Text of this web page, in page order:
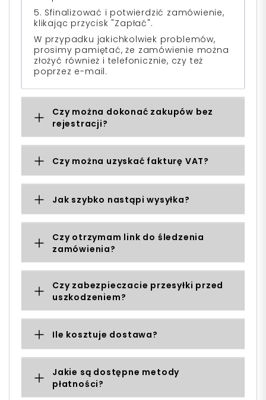
5. Sfinalizować i potwierdzić zamówienie,
klikając przycisk "Zapłać".
W przypadku jakichkolwiek problemów,
prosimy pamiętać, że zamówienie można
złożyć również i telefonicznie, czy też
poprzez e-mail.
Czy można dokonać zakupów bez
rejestracji?
Czy można uzyskać fakturę VAT?
Jak szybko nastąpi wysyłka?
Czy otrzymam link do śledzenia
zamówienia?
Czy zabezpieczacie przesyłki przed
uszkodzeniem?
Ile kosztuje dostawa?
Jakie są dostępne metody
płatności?